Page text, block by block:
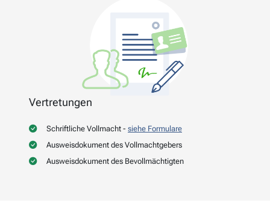
Vertretungen
Schriftliche Vollmacht - siehe Formulare
Ausweisdokument des Vollmachtgebers
Ausweisdokument des Bevollmächtigten